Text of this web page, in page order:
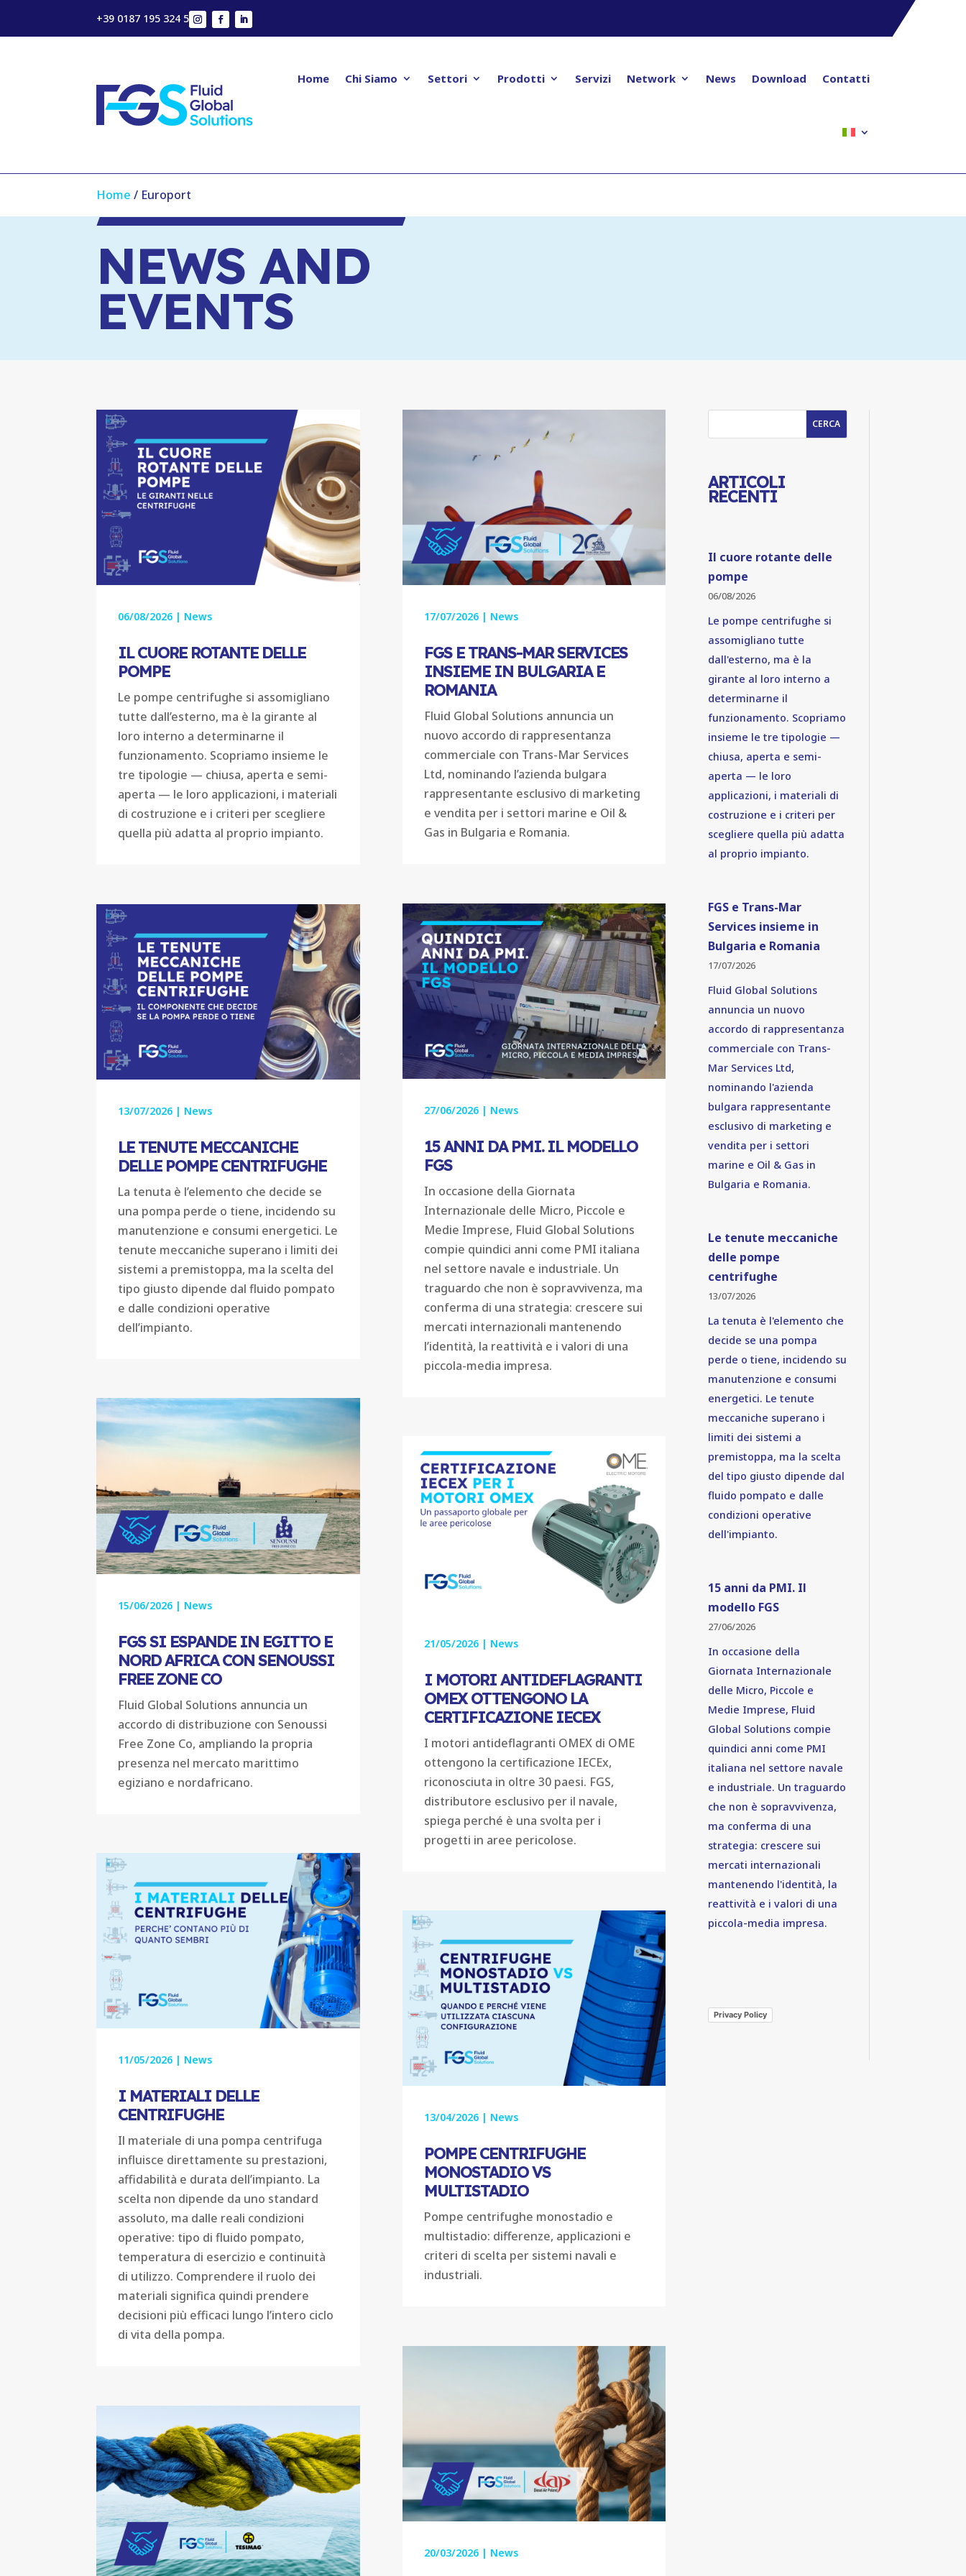
+39 0187 195 324 5
Home Chi Siamo Settori Prodotti Servizi Network News Download Contatti
Home / Europort
NEWS AND
EVENTS
IL CUORE ROTANTE DELLE
POMPE
06/08/2026 | News
Le pompe centrifughe si assomigliano
tutte dall’esterno, ma è la girante al
loro interno a determinarne il
funzionamento. Scopriamo insieme le
tre tipologie — chiusa, aperta e semi-
aperta — le loro applicazioni, i materiali
di costruzione e i criteri per scegliere
quella più adatta al proprio impianto.
LE TENUTE MECCANICHE
DELLE POMPE CENTRIFUGHE
13/07/2026 | News
La tenuta è l’elemento che decide se
una pompa perde o tiene, incidendo su
manutenzione e consumi energetici. Le
tenute meccaniche superano i limiti dei
sistemi a premistoppa, ma la scelta del
tipo giusto dipende dal fluido pompato
e dalle condizioni operative
dell’impianto.
FGS SI ESPANDE IN EGITTO E
NORD AFRICA CON SENOUSSI
FREE ZONE CO
15/06/2026 | News
Fluid Global Solutions annuncia un
accordo di distribuzione con Senoussi
Free Zone Co, ampliando la propria
presenza nel mercato marittimo
egiziano e nordafricano.
I MATERIALI DELLE
CENTRIFUGHE
11/05/2026 | News
Il materiale di una pompa centrifuga
influisce direttamente su prestazioni,
affidabilità e durata dell’impianto. La
scelta non dipende da uno standard
assoluto, ma dalle reali condizioni
operative: tipo di fluido pompato,
temperatura di esercizio e continuità
di utilizzo. Comprendere il ruolo dei
materiali significa quindi prendere
decisioni più efficaci lungo l’intero ciclo
di vita della pompa.
FGS E TRANS-MAR SERVICES
INSIEME IN BULGARIA E
ROMANIA
17/07/2026| News
Fluid Global Solutions annuncia un
nuovo accordo di rappresentanza
commerciale con Trans-Mar Services
Ltd, nominando l’azienda bulgara
rappresentante esclusivo di marketing
e vendita per i settori marine e Oil &
Gas in Bulgaria e Romania.
15 ANNI DA PMI. IL MODELLO
FGS
27/06/2026| News
In occasione della Giornata
Internazionale delle Micro, Piccole e
Medie Imprese, Fluid Global Solutions
compie quindici anni come PMI italiana
nel settore navale e industriale. Un
traguardo che non è sopravvivenza, ma
conferma di una strategia: crescere sui
mercati internazionali mantenendo
l’identità, la reattività e i valori di una
piccola-media impresa.
I MOTORI ANTIDEFLAGRANTI
OMEX OTTENGONO LA
CERTIFICAZIONE IECEX
21/05/2026| News
I motori antideflagranti OMEX di OME
ottengono la certificazione IECEx,
riconosciuta in oltre 30 paesi. FGS,
distributore esclusivo per il navale,
spiega perché è una svolta per i
progetti in aree pericolose.
POMPE CENTRIFUGHE
MONOSTADIO VS
MULTISTADIO
13/04/2026| News
Pompe centrifughe monostadio e
multistadio: differenze, applicazioni e
criteri di scelta per sistemi navali e
industriali.
20/03/2026| News
CERCA
ARTICOLI
RECENTI
Il cuore rotante delle
pompe
06/08/2026
Le pompe centrifughe si
assomigliano tutte
dall'esterno, ma è la
girante al loro interno a
determinarne il
funzionamento. Scopriamo
insieme le tre tipologie —
chiusa, aperta e semi-
aperta — le loro
applicazioni, i materiali di
costruzione e i criteri per
scegliere quella più adatta
al proprio impianto.
FGS e Trans-Mar
Services insieme in
Bulgaria e Romania
17/07/2026
Fluid Global Solutions
annuncia un nuovo
accordo di rappresentanza
commerciale con Trans-
Mar Services Ltd,
nominando l'azienda
bulgara rappresentante
esclusivo di marketing e
vendita per i settori
marine e Oil & Gas in
Bulgaria e Romania.
Le tenute meccaniche
delle pompe
centrifughe
13/07/2026
La tenuta è l'elemento che
decide se una pompa
perde o tiene, incidendo su
manutenzione e consumi
energetici. Le tenute
meccaniche superano i
limiti dei sistemi a
premistoppa, ma la scelta
del tipo giusto dipende dal
fluido pompato e dalle
condizioni operative
dell'impianto.
15 anni da PMI. Il
modello FGS
27/06/2026
In occasione della
Giornata Internazionale
delle Micro, Piccole e
Medie Imprese, Fluid
Global Solutions compie
quindici anni come PMI
italiana nel settore navale
e industriale. Un traguardo
che non è sopravvivenza,
ma conferma di una
strategia: crescere sui
mercati internazionali
mantenendo l'identità, la
reattività e i valori di una
piccola-media impresa.
Privacy Policy